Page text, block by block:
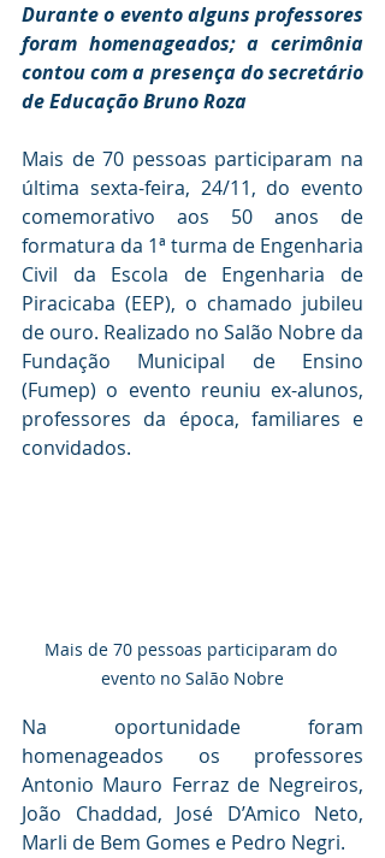
Durante o evento alguns professores
foram homenageados; a cerimônia
contou com a presença do secretário
de Educação Bruno Roza
Mais de 70 pessoas participaram na
última sexta-feira, 24/11, do evento
comemorativo aos 50 anos de
formatura da 1ª turma de Engenharia
Civil da Escola de Engenharia de
Piracicaba (EEP), o chamado jubileu
de ouro. Realizado no Salão Nobre da
Fundação Municipal de Ensino
(Fumep) o evento reuniu ex-alunos,
professores da época, familiares e
convidados.
Mais de 70 pessoas participaram do
evento no Salão Nobre
Na oportunidade foram
homenageados os professores
Antonio Mauro Ferraz de Negreiros,
João Chaddad, José D’Amico Neto,
Marli de Bem Gomes e Pedro Negri.